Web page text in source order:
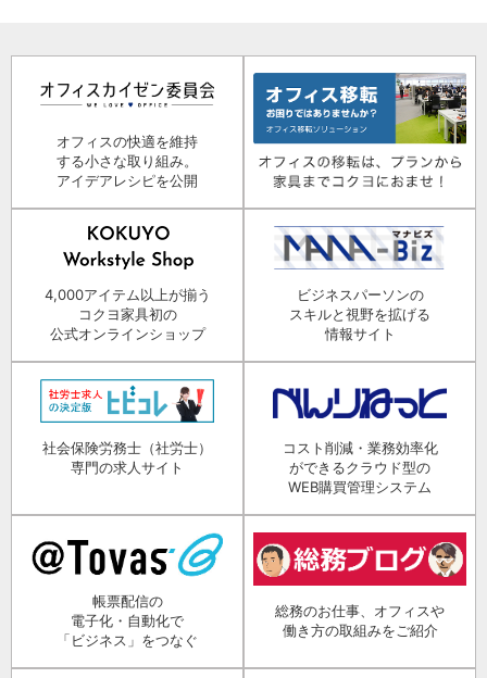
オフィスの快適を維持
する小さな取り組み。
アイデアレシピを公開
4,000アイテム以上が揃う
コクヨ家具初の
公式オンラインショップ
ビジネスパーソンの
スキルと視野を拡げる
情報サイト
社会保険労務士（社労士）
専門の求人サイト
コスト削減・業務効率化
ができるクラウド型の
WEB購買管理システム
帳票配信の
電子化・自動化で
「ビジネス」をつなぐ
総務のお仕事、オフィスや
働き方の取組みをご紹介